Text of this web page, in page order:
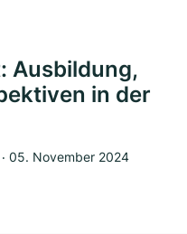
Ausbildung,
in der
‧ 05. November 2024